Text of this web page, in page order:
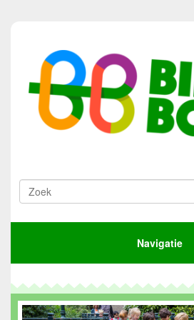
Navigatie
Home